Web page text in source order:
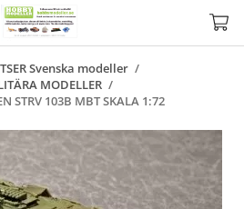
Svenska modeller /
MODELLER /
STRV 103B MBT SKALA 1:72